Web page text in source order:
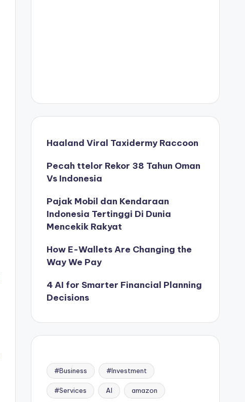
Haaland Viral Taxidermy Raccoon
Pecah ttelor Rekor 38 Tahun Oman
Vs Indonesia
Pajak Mobil dan Kendaraan
Indonesia Tertinggi Di Dunia
Mencekik Rakyat
How E-Wallets Are Changing the
Way We Pay
4 AI for Smarter Financial Planning
Decisions
#Business #Investment
#Services AI amazon